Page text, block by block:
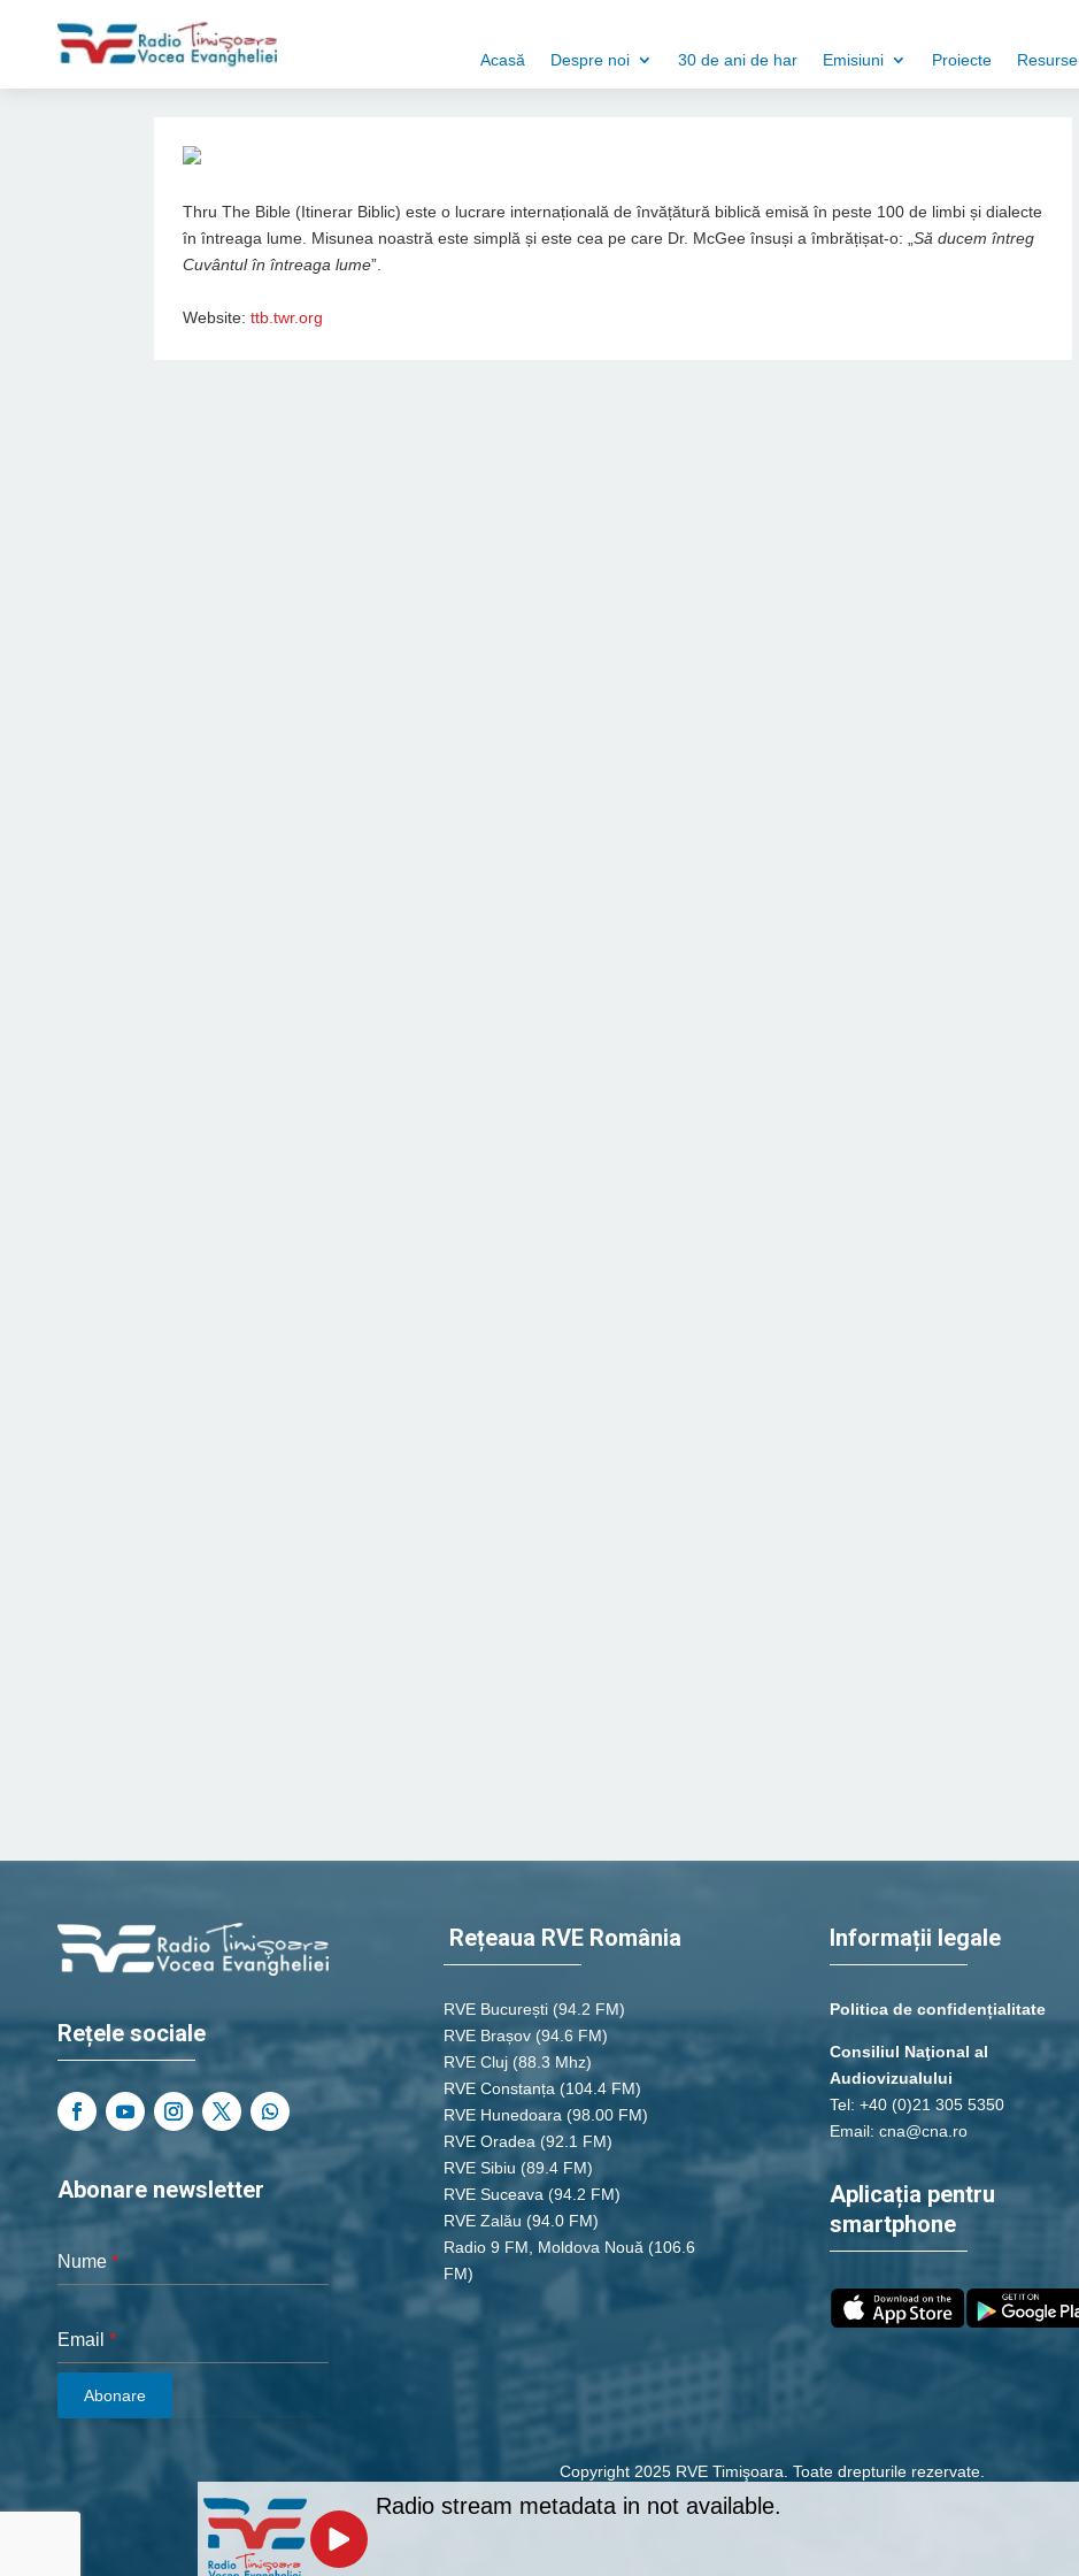
Acasă Despre noi 30 de ani de har Emisiuni Proiecte Resurse
Thru The Bible (Itinerar Biblic) este o lucrare internațională de învățătură biblică emisă în peste 100 de limbi și dialecte
în întreaga lume. Misunea noastră este simplă și este cea pe care Dr. McGee însuși a îmbrățișat-o: „Să ducem întreg
Cuvântul în întreaga lume”.
Website:ttb.twr.org
Rețele sociale
Abonare newsletter
Nume *
Email *
Abonare
Rețeaua RVE România
RVE București (94.2 FM)
RVE Brașov (94.6 FM)
RVE Cluj (88.3 Mhz)
RVE Constanța (104.4 FM)
RVE Hunedoara (98.00 FM)
RVE Oradea (92.1 FM)
RVE Sibiu (89.4 FM)
RVE Suceava (94.2 FM)
RVE Zalău (94.0 FM)
Radio 9 FM, Moldova Nouă (106.6
FM)
Informații legale
Politica de confidențialitate
Consiliul Naţional al
Audiovizualului
Tel: +40 (0)21 305 5350
Email: cna@cna.ro
Aplicația pentru
smartphone
Copyright 2025 RVE Timişoara. Toate drepturile rezervate.
Radio station is currently offline.